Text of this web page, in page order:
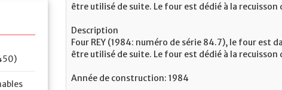
être utilisé de suite. Le four est dédié à la
Description
Four REY (1984: numéro de série 84.7), le four
être utilisé de suite. Le four est dédié à la
Année de construction: 1984